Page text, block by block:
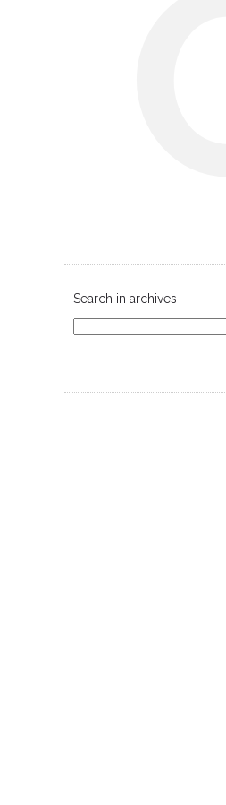
Search in archives